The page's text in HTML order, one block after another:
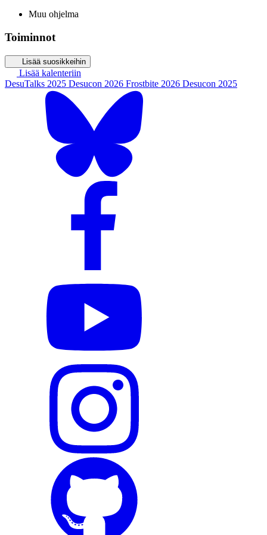
Muu ohjelma
Toiminnot
Lisää suosikkeihin
Lisää kalenteriin
DesuTalks 2025 Desucon 2026 Frostbite 2026 Desucon 2025